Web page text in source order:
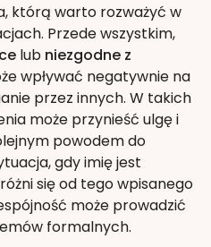
którą warto rozważyć w
Przede wszystkim,
lub niezgodne z
wpływać negatywnie na
przez innych. W takich
może przynieść ulgę i
powodem do
gdy imię jest
się od tego wpisanego
może prowadzić
formalnych.